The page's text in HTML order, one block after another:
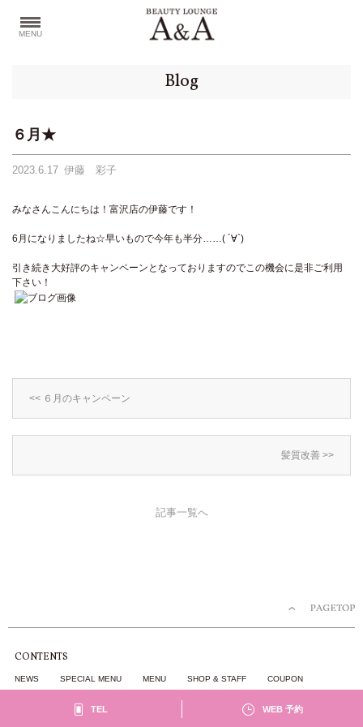
MENU
Blog
６月★
2023.6.17 伊藤 彩子
みなさんこんにちは！富沢店の伊藤です！
6月になりましたね☆早いもので今年も半分……( ´∀`)
引き続き大好評のキャンペーンとなっておりますのでこの機会に是非ご利用
下さい！
<< ６月のキャンペーン
髪質改善 >>
記事一覧へ
CONTENTS
NEWS SPECIAL MENU MENU SHOP & STAFF COUPON
TEL WEB 予約